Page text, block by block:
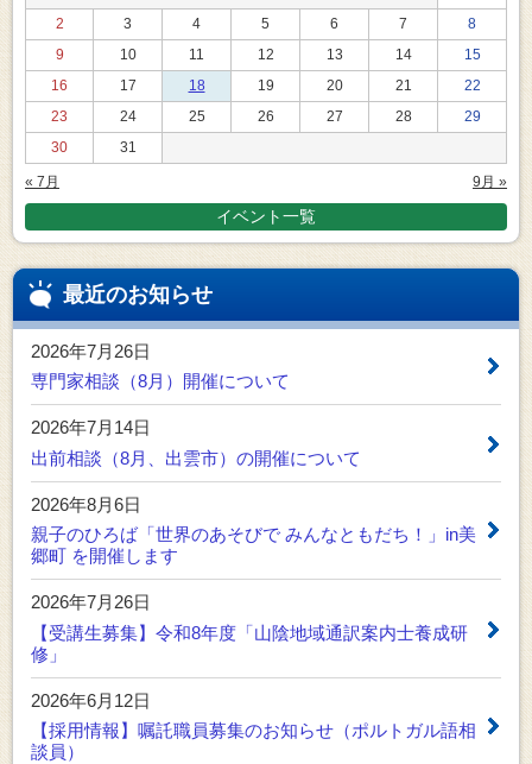
2
3 4 5 6 7
8
9
10 11 12 13 14
15
16
17 18 19 20 21
22
23
24 25 26 27 28
29
30
31
« 7月 9月 »
イベント一覧
最近のお知らせ
2026年7月26日
専門家相談（8月）開催について
2026年7月14日
出前相談（8月、出雲市）の開催について
2026年8月6日
親子のひろば「世界のあそびで みんなともだち！」in美
郷町 を開催します
2026年7月26日
【受講生募集】令和8年度「山陰地域通訳案内士養成研
修」
2026年6月12日
【採用情報】嘱託職員募集のお知らせ（ポルトガル語相
談員）